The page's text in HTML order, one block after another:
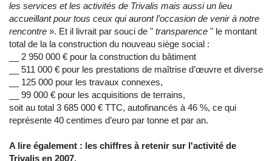
les services et les activités de Trivalis mais aussi un lieu
accueillant pour tous ceux qui auront l’occasion de venir à notre
rencontre ». Et il livrait par souci de " transparence " le montant
total de la la construction du nouveau siège social :
__ 2 950 000 € pour la construction du bâtiment
__ 511 000 € pour les prestations de maîtrise d’œuvre et diverse
__ 125 000 pour les travaux connexes,
__ 99 000 € pour les acquisitions de terrains,
soit au total 3 685 000 € TTC, autofinancés à 46 %, ce qui
représente 40 centimes d’euro par tonne et par an.
A lire également : les chiffres à retenir sur l'activité de
Trivalis en 2007.